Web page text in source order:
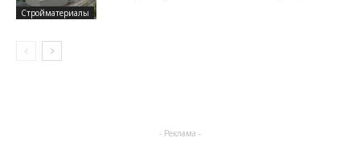
Стройматериалы
- Реклама -